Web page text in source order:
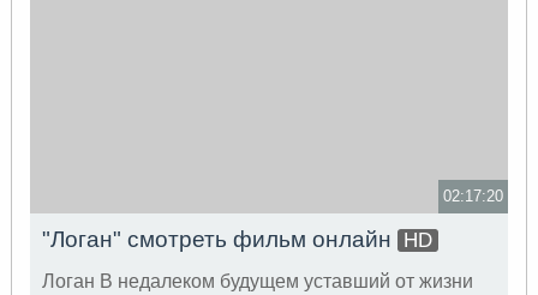
02:17:20
"Логан" смотреть фильм онлайн HD
Логан В недалеком будущем уставший от жизни